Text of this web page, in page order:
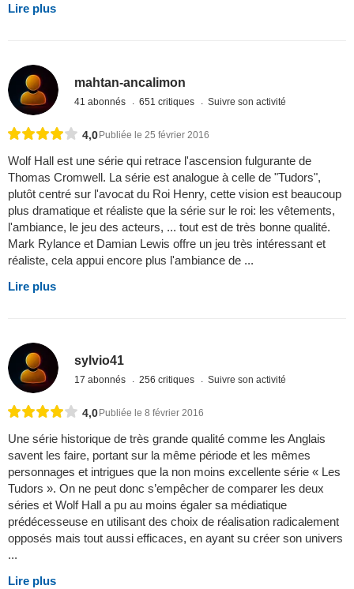
Lire plus
mahtan-ancalimon
41 abonnés 651 critiques Suivre son activité
4,0Publiée le 25 février 2016
Wolf Hall est une série qui retrace l'ascension fulgurante de
Thomas Cromwell. La série est analogue à celle de "Tudors",
plutôt centré sur l'avocat du Roi Henry, cette vision est beaucoup
plus dramatique et réaliste que la série sur le roi: les vêtements,
l'ambiance, le jeu des acteurs, ... tout est de très bonne qualité.
Mark Rylance et Damian Lewis offre un jeu très intéressant et
réaliste, cela appui encore plus l'ambiance de ...
Lire plus
sylvio41
17 abonnés 256 critiques Suivre son activité
4,0 Publiée le 8 février 2016
Une série historique de très grande qualité comme les Anglais
savent les faire, portant sur la même période et les mêmes
personnages et intrigues que la non moins excellente série « Les
Tudors ». On ne peut donc s’empêcher de comparer les deux
séries et Wolf Hall a pu au moins égaler sa médiatique
prédécesseuse en utilisant des choix de réalisation radicalement
opposés mais tout aussi efficaces, en ayant su créer son univers
...
Lire plus